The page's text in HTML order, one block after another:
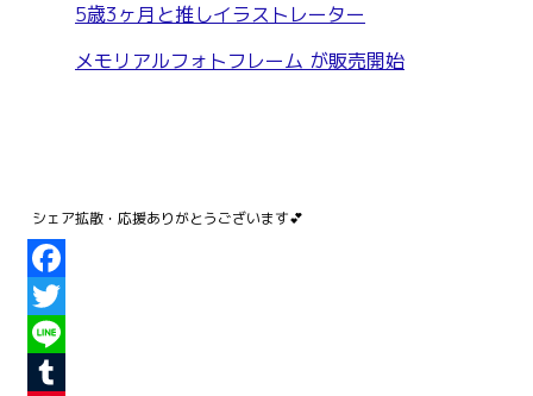
5歳3ヶ月と推しイラストレーター
メモリアルフォトフレーム が販売開始
Facebook
Twitter
Line